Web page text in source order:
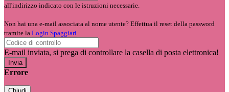
all'indirizzo indicato con le istruzioni necessarie.
Non hai una e-mail associata al nome utente? Effettua il reset della password
tramite la Login Spaggiari
E-mail inviata, si prega di controllare la casella di posta elettronica!
Errore